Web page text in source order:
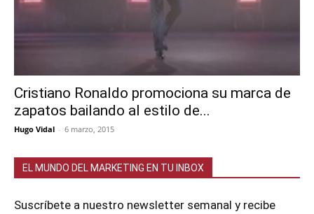
Cristiano Ronaldo promociona su marca de
zapatos bailando al estilo de...
Hugo Vidal - 6 marzo, 2015
EL MUNDO DEL MARKETING EN TU INBOX
Suscríbete a nuestro newsletter semanal y recibe